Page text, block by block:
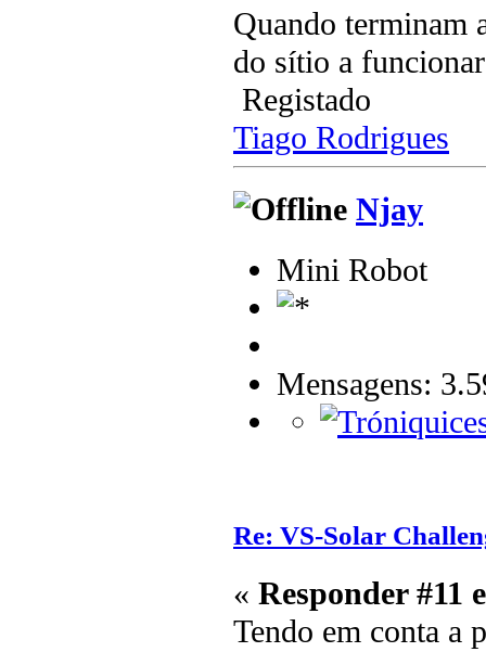
Quando terminam
do sítio a
Registado
Tiago Rodrigues
Njay
Mini Robot
Mensagens:
Re: VS-Solar
« Responder #11
Tendo em conta a